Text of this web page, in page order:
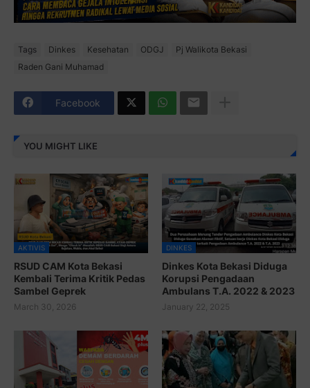
Tags Dinkes Kesehatan ODGJ
Pj Walikota Bekasi
Raden Gani Muhamad
Facebook
YOU MIGHT LIKE
AKTIVIS
RSUD CAM Kota Bekasi
Kembali Terima Kritik Pedas
Sambel Geprek
March 30, 2026
DINKES
Dinkes Kota Bekasi Diduga
Korupsi Pengadaan
Ambulans T.A. 2022 & 2023
January 22, 2025